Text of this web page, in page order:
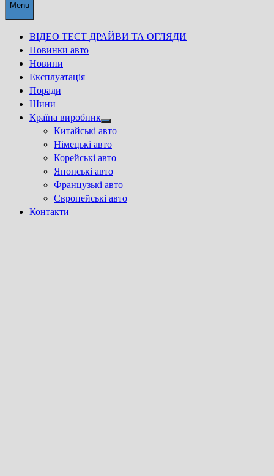
Menu
ВІДЕО ТЕСТ ДРАЙВИ ТА ОГЛЯДИ
Новинки авто
Новини
Експлуатація
Поради
Шини
Країна виробник
Show
sub
menu
Китайські авто
Німецькі авто
Корейські авто
Японські авто
Французькі авто
Європейські авто
Контакти